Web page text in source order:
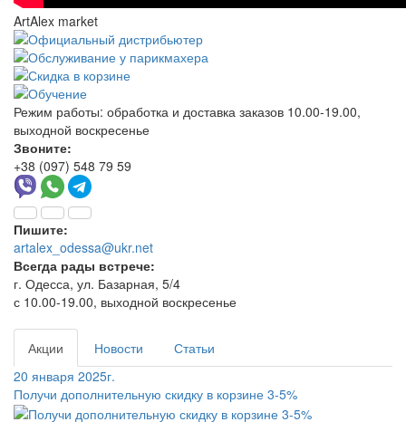
ArtAlex market
Режим работы: обработка и доставка заказов 10.00-19.00,
выходной воскресенье
Звоните:
+38 (097) 548 79 59
Пишите:
artalex_odessa@ukr.net
Всегда рады встрече:
г. Одесса, ул. Базарная, 5/4
с 10.00-19.00, выходной воскресенье
Акции Новости
Статьи
20 января 2025г.
Получи дополнительную скидку в корзине 3-5%